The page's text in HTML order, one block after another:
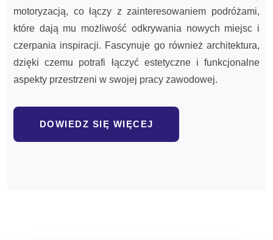
motoryzacją, co łączy z zainteresowaniem podróżami,
które dają mu możliwość odkrywania nowych miejsc i
czerpania inspiracji. Fascynuje go również architektura,
dzięki czemu potrafi łączyć estetyczne i funkcjonalne
aspekty przestrzeni w swojej pracy zawodowej.
DOWIEDZ SIĘ WIĘCEJ